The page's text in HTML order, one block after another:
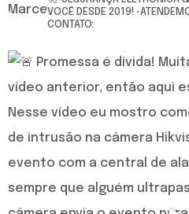
VOCÊ DESDE 2019!
CONTATO: